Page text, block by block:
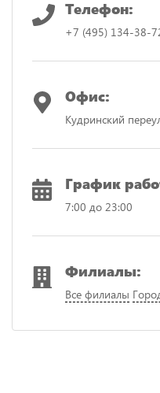
Телефон:
+7 (495) 134-38-
Офис:
Кудринский
График
7:00 до 23:00
Филиалы:
Все филиалы